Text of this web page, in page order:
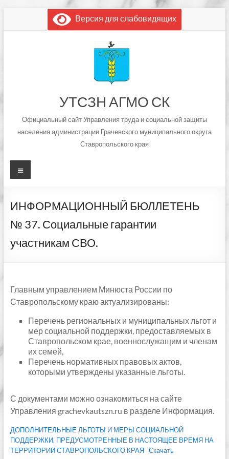
содержимому
Версия для слабовидящих
УТСЗН АГМО СК
Официальный сайт Управления труда и социальной защиты
населения администрации Грачевского муниципального округа
Ставропольского края
Меню
ИНФОРМАЦИОННЫЙ БЮЛЛЕТЕНЬ
№ 37. Социальные гарантии
участникам СВО.
Главным управлением Минюста России по
Ставропольскому краю актуализированы:
Перечень региональных и муниципальных льгот и
мер социальной поддержки, предоставляемых в
Ставропольском крае, военнослужащим и членам
их семей,
Перечень нормативных правовых актов,
которыми утверждены указанные льготы.
С документами можно ознакомиться на сайте
Управления grachevkautszn.ru в разделе Информация.
ДОПОЛНИТЕЛЬНЫЕ ЛЬГОТЫ И МЕРЫ СОЦИАЛЬНОЙ
ПОДДЕРЖКИ, ПРЕДУСМОТРЕННЫЕ В НАСТОЯЩЕЕ ВРЕМЯ НА
ТЕРРИТОРИИ СТАВРОПОЛЬСКОГО КРАЯ Скачать